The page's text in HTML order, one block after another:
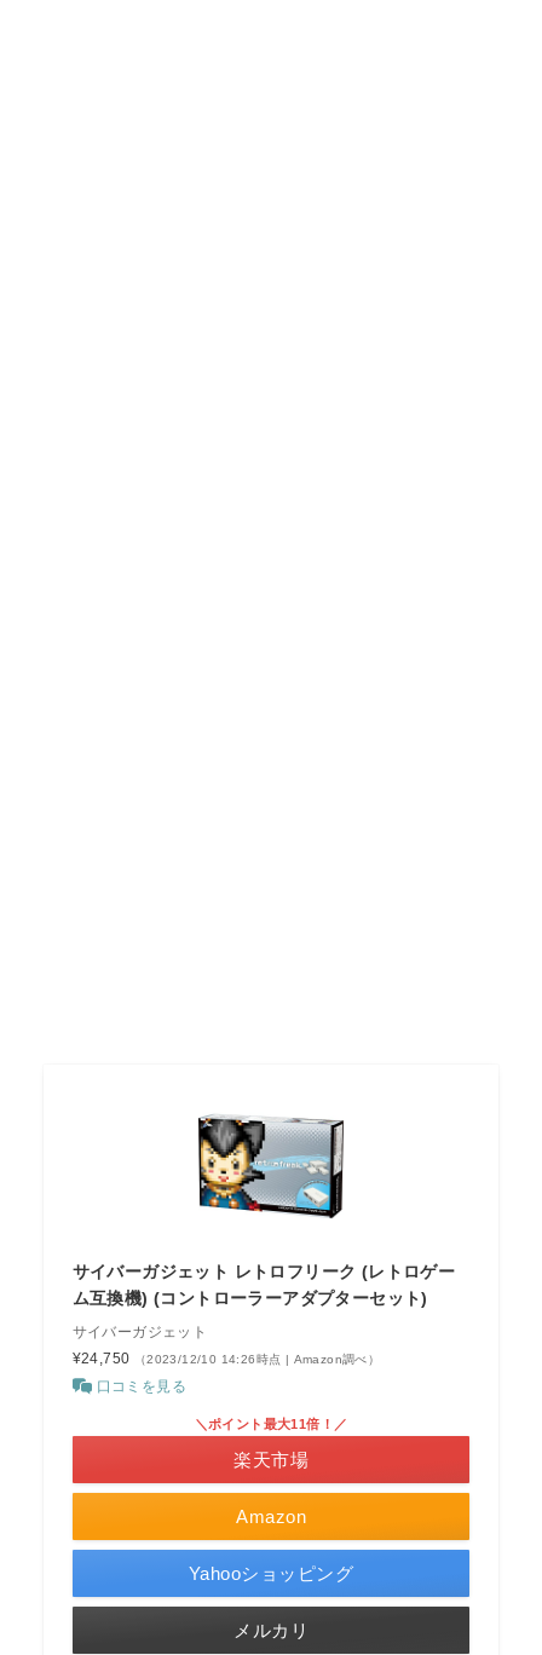
サイバーガジェット レトロフリーク (レトロゲー
ム互換機) (コントローラーアダプターセット)
サイバーガジェット
¥24,750
（2023/12/10 14:26時点 | Amazon調べ）
口コミを見る
Amazon
＼ポイント最大11倍！／
楽天市場
Yahooショッピング
メルカリ